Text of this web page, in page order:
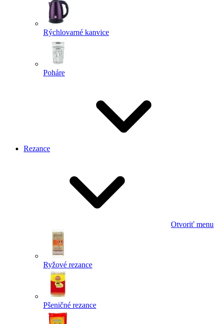
Rýchlovarné kanvice
Poháre
Rezance
Otvoriť menu
Ryžové rezance
Pšeničné rezance